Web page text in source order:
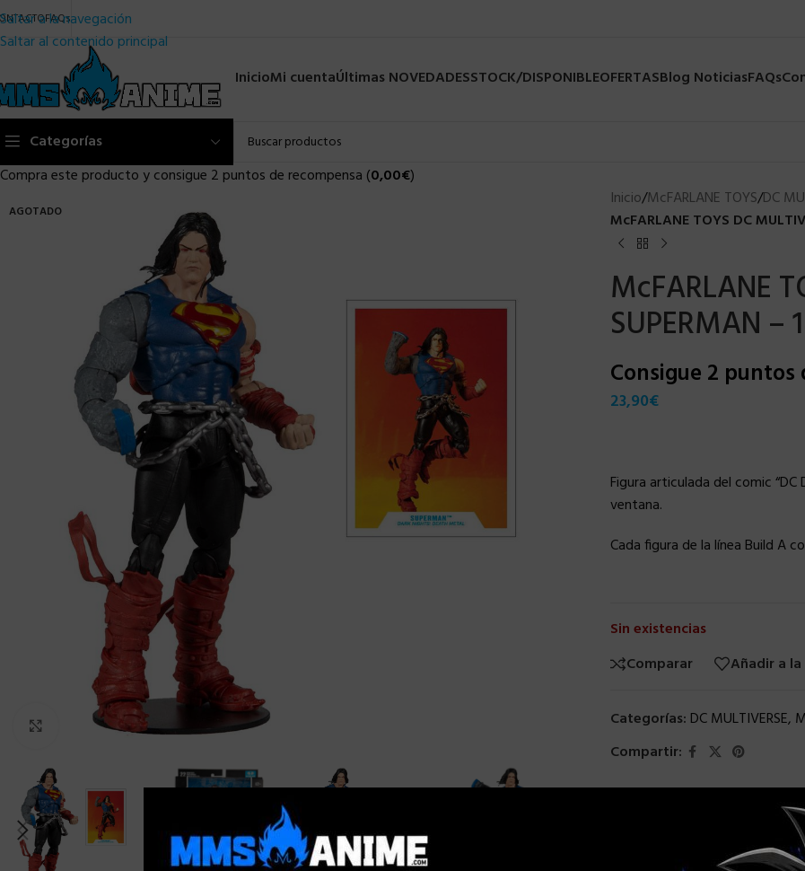
Saltar a la navegación
Saltar al contenido principal
FAQs
InicioMi cuentaÚltimas NOVEDADESSTOCK/DISPONIBLEOFERTASBlog NoticiasFAQs
Categorías
Compra este producto y consigue 2 puntos de recompensa (0,00€)
AGOTADO
Clic para ampliar
Inicio/McFARLANE TOYS/DC
McFARLANE TOYS DC
McFARLANE
SUPERMAN –
Consigue 2 puntos
23,90€
Figura articulada del comic
ventana.
Cada figura de la línea Build A
Sin existencias
Comparar
Añadir a
Categorías: DC MULTIVERSE,
Compartir: